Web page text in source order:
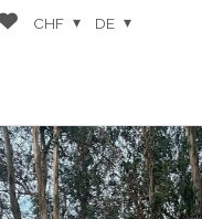
CHF DE